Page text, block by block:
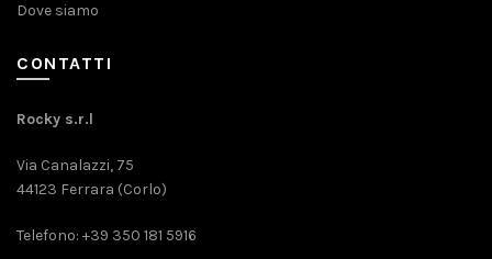
Dove siamo
CONTATTI
Rocky s.r.l
Via Canalazzi, 75
44123 Ferrara (Corlo)
Telefono: +39 350 181 5916